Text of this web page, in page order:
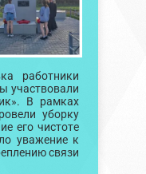
работники
участвовали
В рамках
уборку
его чистоте
уважение к
связи